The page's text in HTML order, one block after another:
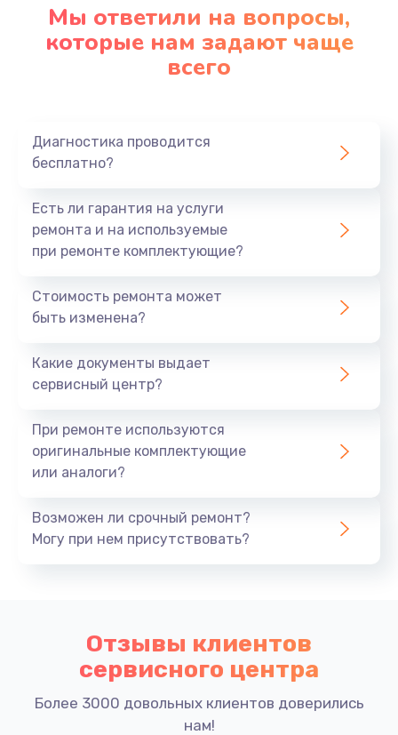
Мы ответили на вопросы,
которые нам задают чаще
всего
Диагностика проводится
бесплатно?
Есть ли гарантия на услуги
ремонта и на используемые
при ремонте комплектующие?
Стоимость ремонта может
быть изменена?
Какие документы выдает
сервисный центр?
При ремонте используются
оригинальные комплектующие
или аналоги?
Возможен ли срочный ремонт?
Могу при нем присутствовать?
Отзывы клиентов
сервисного центра
Более 3000 довольных клиентов доверились
нам!